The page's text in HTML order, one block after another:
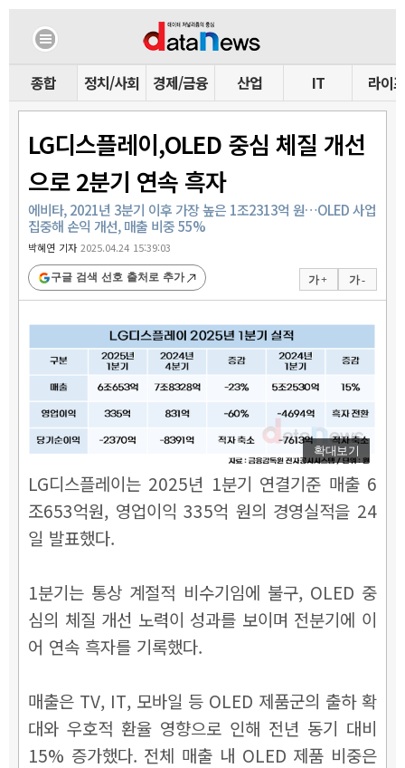
종합 정치/사회 경제/금융 산업 IT 라이프
LG디스플레이,OLED 중심 체질 개선
으로 2분기 연속 흑자
에비타, 2021년 3분기 이후 가장 높은 1조2313억 원…OLED 사업
집중해 손익 개선, 매출 비중 55%
박혜연 기자2025.04.24 15:39:03
가 + 가 -
구글 검색 선호 출처로 추가
확대보기
LG디스플레이는 2025년 1분기 연결기준 매출 6
조653억원, 영업이익 335억 원의 경영실적을 24
일 발표했다.
1분기는 통상 계절적 비수기임에 불구, OLED 중
심의 체질 개선 노력이 성과를 보이며 전분기에 이
어 연속 흑자를 기록했다.
매출은 TV, IT, 모바일 등 OLED 제품군의 출하 확
대와 우호적 환율 영향으로 인해 전년 동기 대비
15% 증가했다. 전체 매출 내 OLED 제품 비중은